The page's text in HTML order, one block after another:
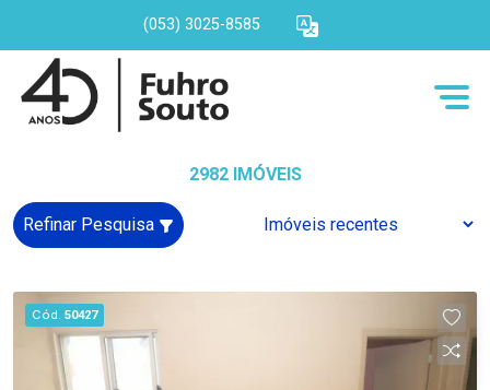
(053) 3025-8585
2982 IMÓVEIS
Refinar Pesquisa
Cód. 50427